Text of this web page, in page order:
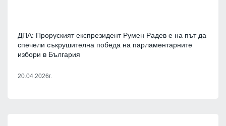
ДПА: Проруският експрезидент Румен Радев е на път да
спечели съкрушителна победа на парламентарните
избори в България
20.04.2026г.